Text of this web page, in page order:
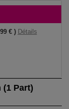
€ ) Détails
(1 Part)